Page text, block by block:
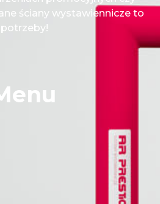
ściany wystawiennicze to